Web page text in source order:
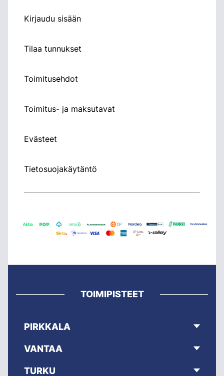
Kirjaudu sisään
Tilaa tunnukset
Toimitusehdot
Toimitus- ja maksutavat
Evästeet
Tietosuojakäytäntö
TOIMIPISTEET
PIRKKALA
VANTAA
TURKU